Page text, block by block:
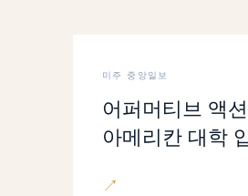
미주 중앙일보
어퍼머티브 액
아메리칸 대학
↗